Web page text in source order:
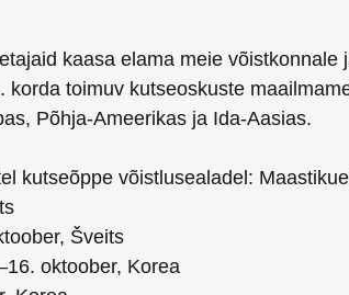
kaasa elama meie võistkonnale
toimuv kutseoskuste
Põhja-Ameerikas ja Ida-Aasias.
kutseõppe võistlusealadel:
Šveits
oktoober, Korea